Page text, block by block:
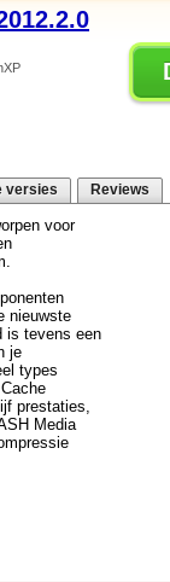
versies Reviews
voor
nieuwste
is tevens een
je
types
prestaties,
Media